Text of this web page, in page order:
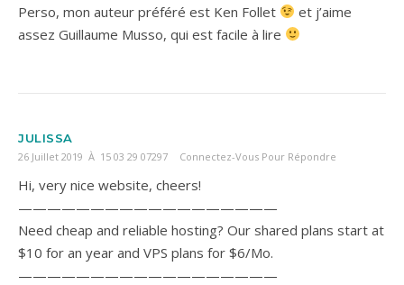
Perso, mon auteur préféré est Ken Follet
et j’aime
assez Guillaume Musso, qui est facile à lire
JULISSA
26 Juillet 2019 À 15 03 29 07297 Connectez-Vous Pour Répondre
Hi, very nice website, cheers!
——————————————————
Need cheap and reliable hosting? Our shared plans start at
$10 for an year and VPS plans for $6/Mo.
——————————————————